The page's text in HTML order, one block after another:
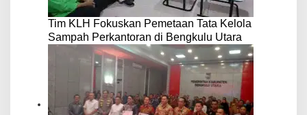
Tim KLH Fokuskan Pemetaan Tata Kelola
Sampah Perkantoran di Bengkulu Utara